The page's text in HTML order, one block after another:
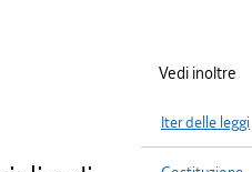
Vedi inoltre
Iter delle leggi